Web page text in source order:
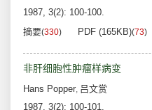
1987, 3(2): 100-100.
摘要(330) PDF (165KB)(73)
非肝细胞性肿瘤样病变
Hans Popper, 吕文赏
1987, 3(2): 100-101.